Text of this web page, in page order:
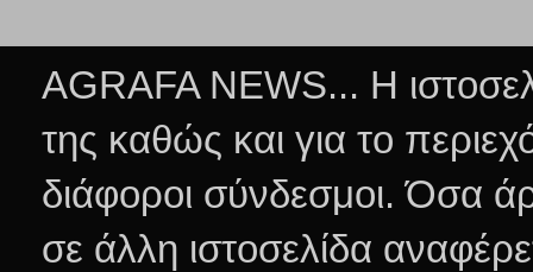
AGRAFA NEWS... Η
της καθώς και για το
διάφοροι σύνδεσμοι.Όσα
σε άλλη ιστοσελίδα